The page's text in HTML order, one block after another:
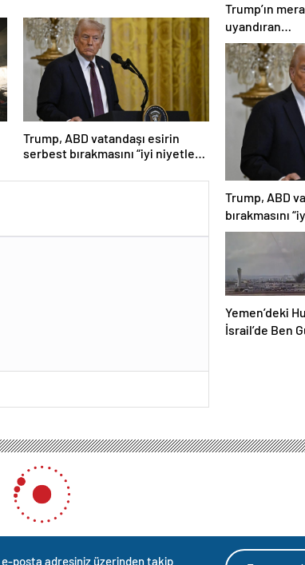
Trump, ABD vatandaşı esirin
serbest bırakmasını “iyi niyetle
değerlendirdi
Trump’ın
uyandıran
paylaşımının
sistemiyle
kararname
anlaşıldı
Trump, ABD
bırakmasını
olarak
Yemen’deki
İsrail’de Ben
posta adresiniz üzerinden takip